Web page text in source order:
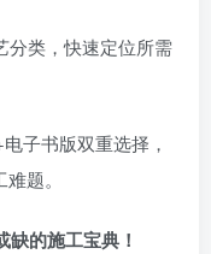
分类，快速定位所需
子书版双重选择，
题。
的施工宝典！